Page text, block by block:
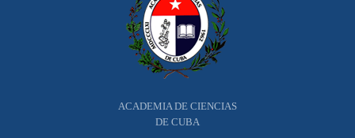
ACADEMIA DE CIENCIAS
DE CUBA